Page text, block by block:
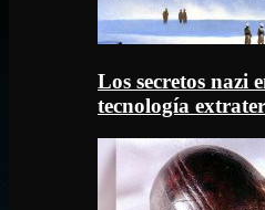
Los secretos nazi
tecnología